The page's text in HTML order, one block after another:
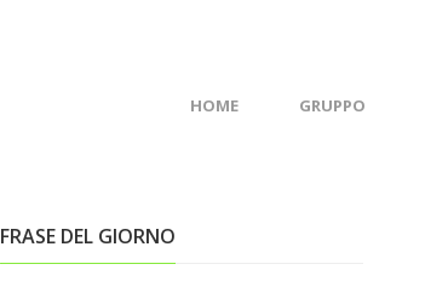
HOME GRUPPO
FRASE DEL GIORNO